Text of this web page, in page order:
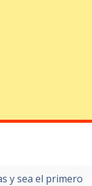
y sea el primero